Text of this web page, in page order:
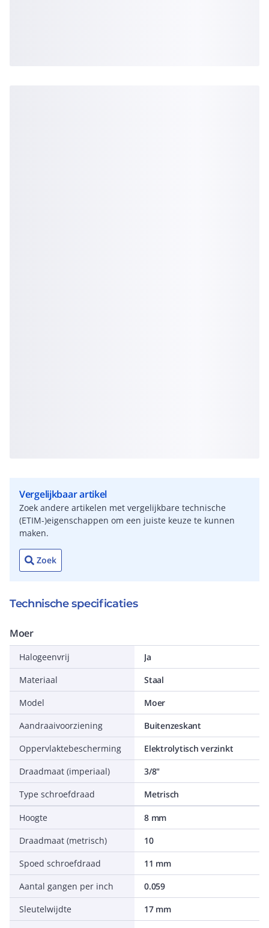
Vergelijkbaar artikel
Zoek andere artikelen met vergelijkbare technische
(ETIM-)eigenschappen om een juiste keuze te kunnen
maken.
Zoek
Technische specificaties
Moer
Halogeenvrij
Ja
Materiaal
Staal
Model
Moer
Aandraaivoorziening
Buitenzeskant
Oppervlaktebescherming
Elektrolytisch verzinkt
Draadmaat (imperiaal)
3/8"
Type schroefdraad
Metrisch
Hoogte
8 mm
Draadmaat (metrisch)
10
Spoed schroefdraad
11 mm
Aantal gangen per inch
0.059
Sleutelwijdte
17 mm